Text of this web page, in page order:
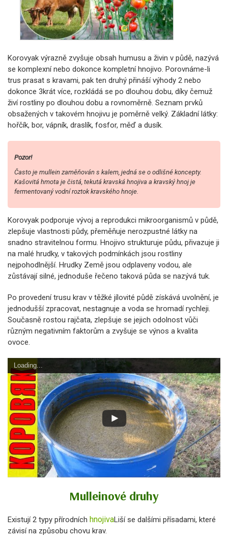
Korovyak výrazně zvyšuje obsah humusu a živin v půdě, nazývá
se komplexní nebo dokonce kompletní hnojivo. Porovnáme-li
trus prasat s kravami, pak ten druhý přináší výhody 2 nebo
dokonce 3krát více, rozkládá se po dlouhou dobu, díky čemuž
živí rostliny po dlouhou dobu a rovnoměrně. Seznam prvků
obsažených v takovém hnojivu je poměrně velký. Základní látky:
hořčík, bor, vápník, draslík, fosfor, měď a dusík.
Pozor!
Často je mullein zaměňován s kalem, jedná se o odlišné koncepty.
Kašovitá hmota je čistá, tekutá kravská hnojiva a kravský hnoj je
fermentovaný vodní roztok kravského hnoje.
Korovyak podporuje vývoj a reprodukci mikroorganismů v půdě,
zlepšuje vlastnosti půdy, přeměňuje nerozpustné látky na
snadno stravitelnou formu. Hnojivo strukturuje půdu, přivazuje ji
na malé hrudky, v takových podmínkách jsou rostliny
nejpohodlnější. Hrudky Země jsou odplaveny vodou, ale
zůstávají silné, jednoduše řečeno taková půda se nazývá tuk.
Po provedení trusu krav v těžké jílovité půdě získává uvolnění, je
jednodušší zpracovat, nestagnuje a voda se hromadí rychleji.
Současně rostou rajčata, zlepšuje se jejich odolnost vůči
různým negativním faktorům a zvyšuje se výnos a kvalita
ovoce.
Loading...
Mulleinové druhy
Existují 2 typy přírodních hnojivaLiší se dalšími přísadami, které
závisí na způsobu chovu krav.